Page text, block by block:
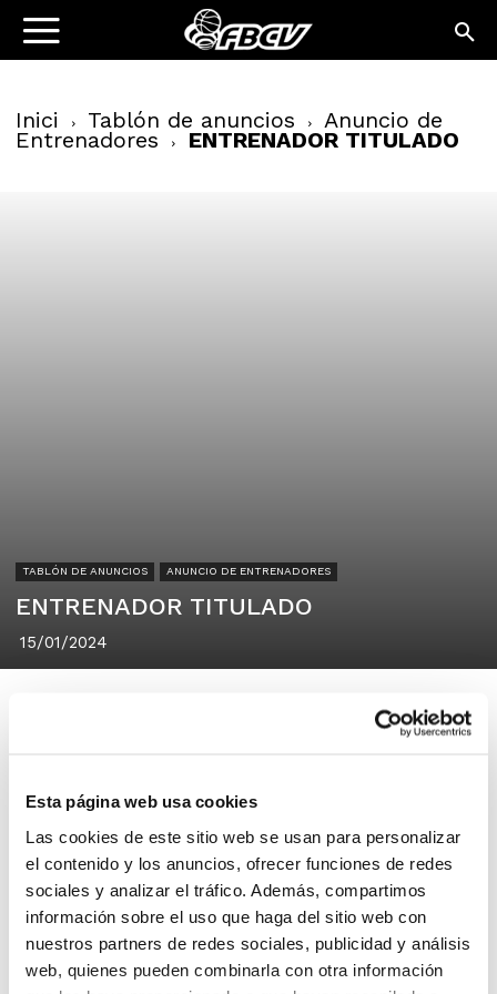
Esta página web usa cookies
Las cookies de este sitio web se usan para personalizar
el contenido y los anuncios, ofrecer funciones de redes
sociales y analizar el tráfico. Además, compartimos
información sobre el uso que haga del sitio web con
nuestros partners de redes sociales, publicidad y análisis
web, quienes pueden combinarla con otra información
Inici Tablón de anuncios Anuncio de
Entrenadores ENTRENADOR TITULADO
TABLÓN DE ANUNCIOS ANUNCIO DE ENTRENADORES
ENTRENADOR TITULADO
15/01/2024
Mamen
Calle Lliria 0, 46180, Benaguasil
(Valencia)
Se requiere entrenador/a para
entrenar categoria catedete con
titulacion N1 o N2 seria para un equipo